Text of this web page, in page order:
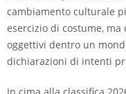
cambiamento culturale
esercizio di costume,
oggettivi dentro un
dichiarazioni di intenti